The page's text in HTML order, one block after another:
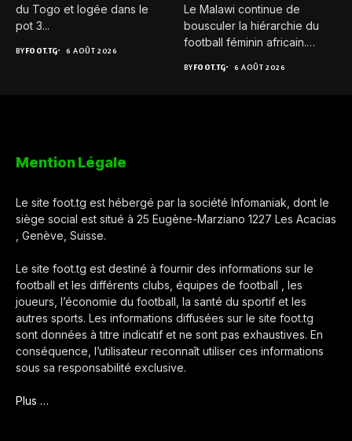
du Togo et logée dans le
pot 3...
BYFOOT.TG 6 AOÛT 2026
Le Malawi continue de
bousculer la hiérarchie du
football féminin africain.
BYFOOT.TG 6 AOÛT 2026
Mention Légale
Le site foot.tg est hébergé par la société Infomaniak, dont le
siège social est situé à 25 Eugène-Marziano 1227 Les Acacias
, Genève, Suisse.
Le site foot.tg est destiné à fournir des informations sur le
football et les différents clubs, équipes de football , les
joueurs, l’économie du football, la santé du sportif et les
autres sports. Les informations diffusées sur le site foot.tg
sont données à titre indicatif et ne sont pas exhaustives. En
conséquence, l’utilisateur reconnaît utiliser ces informations
sous sa responsabilité exclusive.
Plus …